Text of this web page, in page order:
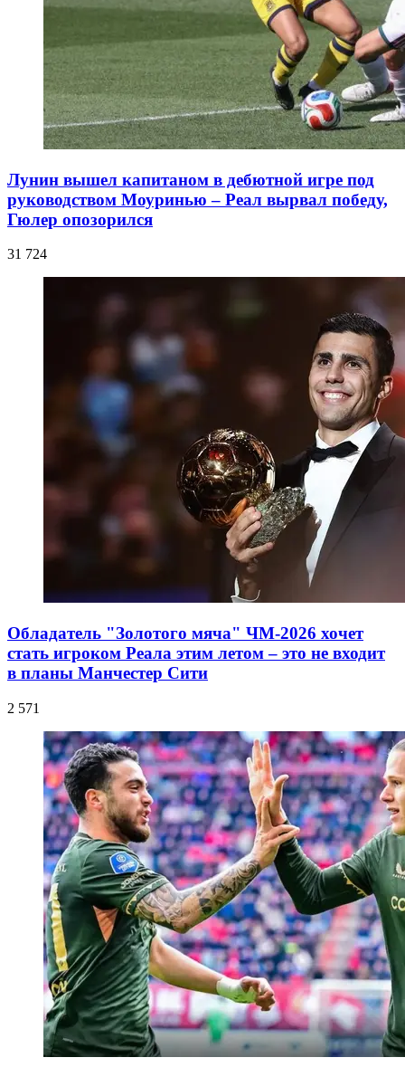
Лунин вышел капитаном в дебютной игре под
руководством Моуринью – Реал вырвал победу,
Гюлер опозорился
31 724
Обладатель "Золотого мяча" ЧМ-2026 хочет
стать игроком Реала этим летом – это не входит
в планы Манчестер Сити
2 571